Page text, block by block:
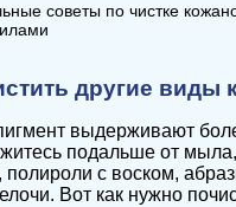
другие виды
выдерживают
подальше от
полироли с воском,
Вот как нужно